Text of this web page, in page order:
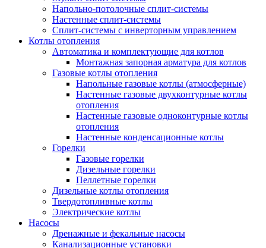
Напольно-потолочные сплит-системы
Настенные сплит-системы
Сплит-системы с инверторным управлением
Котлы отопления
Автоматика и комплектующие для котлов
Монтажная запорная арматура для котлов
Газовые котлы отопления
Напольные газовые котлы (атмосферные)
Настенные газовые двухконтурные котлы
отопления
Настенные газовые одноконтурные котлы
отопления
Настенные конденсационные котлы
Горелки
Газовые горелки
Дизельные горелки
Пеллетные горелки
Дизельные котлы отопления
Твердотопливные котлы
Электрические котлы
Насосы
Дренажные и фекальные насосы
Канализационные установки